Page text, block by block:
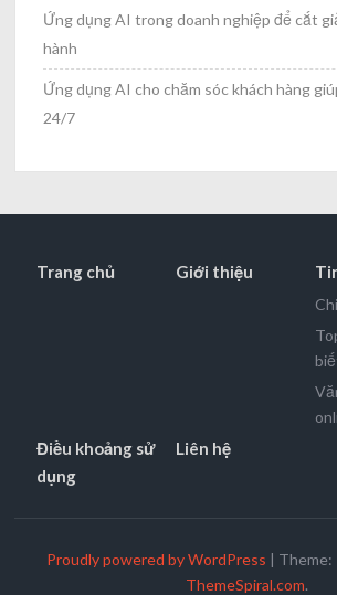
Ứng dụng AI trong doanh nghiệp để cắt
hành
Ứng dụng AI cho chăm sóc khách hàng
24/7
Trang chủ Giới thiệu
Điều khoảng sử
dụng
Liên hệ
Proudly powered by WordPress | Theme:
ThemeSpiral.com.